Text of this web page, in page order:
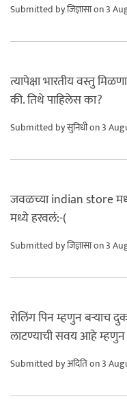
Submitted byजिज्ञासाon 3
त्यापेक्षा भारतीय वस्तु
की. तिथे पाहिलेस का?
Submitted byसुनिधीon 3
जवळच्या indian store
मध्ये हरवलं:-(
Submitted byजिज्ञासाon 3
रोलिंग पिन म्हणुन बर्‍याच
लाटण्याची सवय आहे
Submitted byअदितिon 3